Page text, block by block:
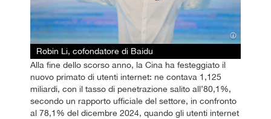
Robin Li, cofondatore di Baidu
Alla fine dello scorso anno, la Cina ha festeggiato il
nuovo primato di utenti internet: ne contava 1,125
miliardi, con il tasso di penetrazione salito all’80,1%,
secondo un rapporto ufficiale del settore, in confronto
al 78,1% del dicembre 2024, quando gli utenti internet